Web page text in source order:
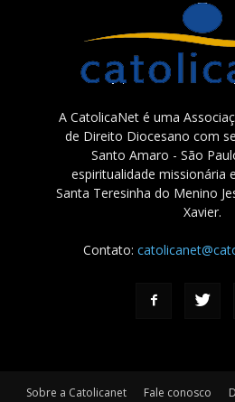
A CatolicaNet é uma
de Direito Diocesano com
Santo Amaro - São
espiritualidade missionária
Santa Teresinha do Menino
Xavier.
Contato:
Sobre a Catolicanet Fale conosco